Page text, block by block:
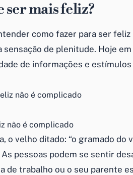
ser mais feliz?
como fazer para ser
sensação de plenitude. Hoje
de informações e
não é complicado
o velho ditado: “o gramado do
pessoas podem se sentir
de trabalho ou o seu parente